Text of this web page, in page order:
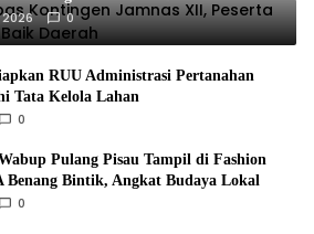
0
RUU Administrasi Pertanahan
Tata Kelola Lahan
0
Pulang Pisau Tampil di Fashion
Benang Bintik, Angkat Budaya Lokal
0